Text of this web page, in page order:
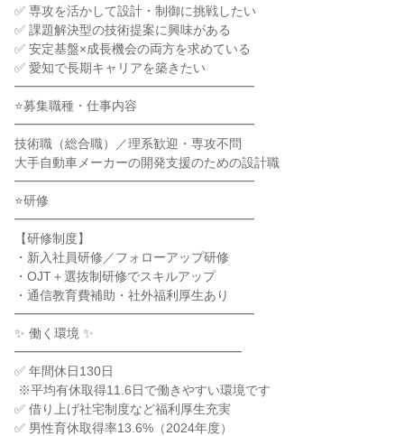
✅ 専攻を活かして設計・制御に挑戦したい
✅ 課題解決型の技術提案に興味がある
✅ 安定基盤×成長機会の両方を求めている
✅ 愛知で長期キャリアを築きたい
━━━━━━━━━━━━━━━━━━━
⭐募集職種・仕事内容
━━━━━━━━━━━━━━━━━━━
技術職（総合職）／理系歓迎・専攻不問
大手自動車メーカーの開発支援のための設計職
━━━━━━━━━━━━━━━━━━━
⭐研修
━━━━━━━━━━━━━━━━━━━
【研修制度】
・新入社員研修／フォローアップ研修
・OJT＋選抜制研修でスキルアップ
・通信教育費補助・社外福利厚生あり
━━━━━━━━━━━━━━━━━━━
✨ 働く環境 ✨
━━━━━━━━━━━━━━━━━━
✅ 年間休日130日
✅ 借り上げ社宅制度など福利厚生充実
✅ 男性育休取得率13.6%（2024年度）